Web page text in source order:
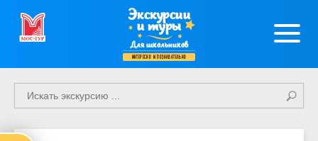
Экскурсии
и туры
Для школьников
интересно и познавательно